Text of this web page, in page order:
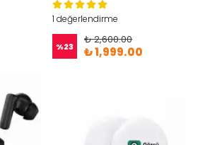
1 değerlendirme
%23
₺ 2,600.00
₺ 1,999.00